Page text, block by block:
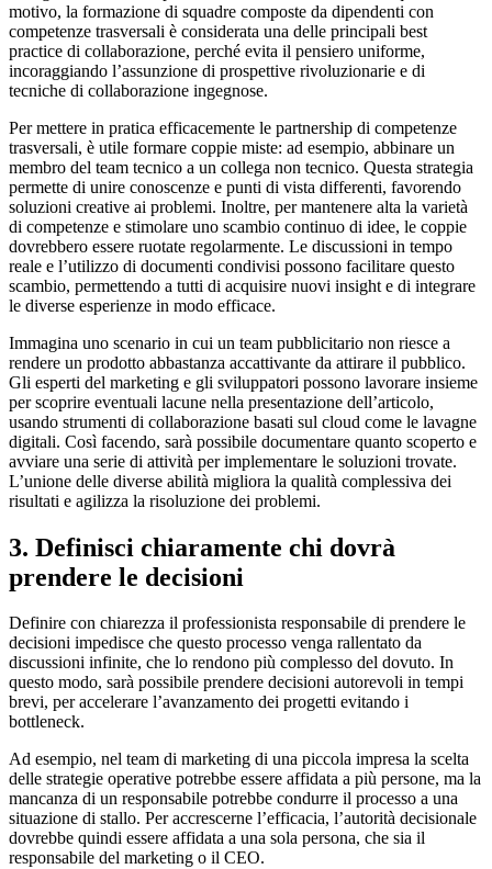
motivo, la formazione di squadre composte da dipendenti con
competenze trasversali è considerata una delle principali best
practice di collaborazione, perché evita il pensiero uniforme,
incoraggiando l’assunzione di prospettive rivoluzionarie e di
tecniche di collaborazione ingegnose.
Per mettere in pratica efficacemente le partnership di competenze
trasversali, è utile formare coppie miste: ad esempio, abbinare un
membro del team tecnico a un collega non tecnico. Questa strategia
permette di unire conoscenze e punti di vista differenti, favorendo
soluzioni creative ai problemi. Inoltre, per mantenere alta la varietà
di competenze e stimolare uno scambio continuo di idee, le coppie
dovrebbero essere ruotate regolarmente. Le discussioni in tempo
reale e l’utilizzo di documenti condivisi possono facilitare questo
scambio, permettendo a tutti di acquisire nuovi insight e di integrare
le diverse esperienze in modo efficace.
Immagina uno scenario in cui un team pubblicitario non riesce a
rendere un prodotto abbastanza accattivante da attirare il pubblico.
Gli esperti del marketing e gli sviluppatori possono lavorare insieme
per scoprire eventuali lacune nella presentazione dell’articolo,
usando strumenti di collaborazione basati sul cloud come le lavagne
digitali. Così facendo, sarà possibile documentare quanto scoperto e
avviare una serie di attività per implementare le soluzioni trovate.
L’unione delle diverse abilità migliora la qualità complessiva dei
risultati e agilizza la risoluzione dei problemi.
3. Definisci chiaramente chi dovrà
prendere le decisioni
Definire con chiarezza il professionista responsabile di prendere le
decisioni impedisce che questo processo venga rallentato da
discussioni infinite, che lo rendono più complesso del dovuto. In
questo modo, sarà possibile prendere decisioni autorevoli in tempi
brevi, per accelerare l’avanzamento dei progetti evitando i
bottleneck.
Ad esempio, nel team di marketing di una piccola impresa la scelta
delle strategie operative potrebbe essere affidata a più persone, ma la
mancanza di un responsabile potrebbe condurre il processo a una
situazione di stallo. Per accrescerne l’efficacia, l’autorità decisionale
dovrebbe quindi essere affidata a una sola persona, che sia il
responsabile del marketing o il CEO.